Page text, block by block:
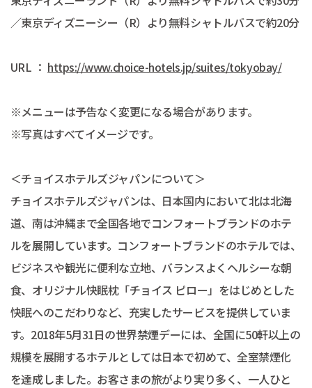
／東京ディズニーシー（R）より無料シャトルバスで約20分
URL ： https://www.choice-hotels.jp/suites/tokyobay/
※メニューは予告なく変更になる場合があります。
※写真はすべてイメージです。
＜チョイスホテルズジャパンについて＞
チョイスホテルズジャパンは、日本国内において北は北海
道、南は沖縄まで全国各地でコンフォートブランドのホテ
ルを展開しています。コンフォートブランドのホテルでは、
ビジネスや観光に便利な立地、バランスよくヘルシーな朝
食、オリジナル快眠枕「チョイス ピロー」をはじめとした
快眠へのこだわりなど、充実したサービスを提供していま
す。2018年5月31日の世界禁煙デーには、全国に50軒以上の
規模を展開するホテルとしては日本で初めて、全室禁煙化
を達成しました。お客さまの旅がより実り多く、一人ひと